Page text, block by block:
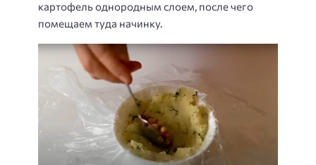
картофель однородным слоем, после чего
помещаем туда начинку.